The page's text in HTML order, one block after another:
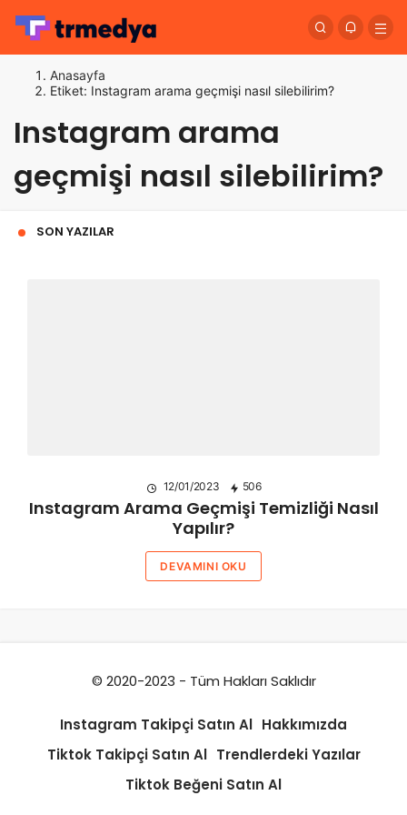
Anasayfa
Etiket: Instagram arama geçmişi nasıl silebilirim?
Instagram arama
geçmişi nasıl silebilirim?
SON YAZILAR
12/01/2023 506
Instagram Arama Geçmişi Temizliği Nasıl
Yapılır?
DEVAMINI OKU
© 2020-2023 - Tüm Hakları Saklıdır
Instagram Takipçi Satın Al Hakkımızda
Tiktok Takipçi Satın Al Trendlerdeki Yazılar
Tiktok Beğeni Satın Al